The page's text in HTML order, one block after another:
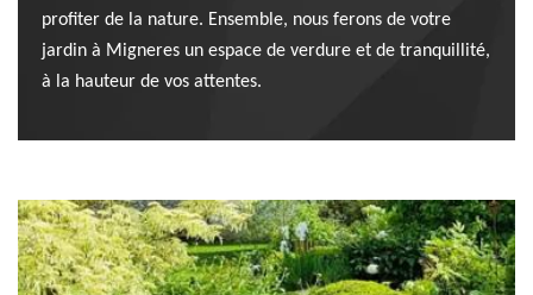
profiter de la nature. Ensemble, nous ferons de votre
jardin à Migneres un espace de verdure et de tranquillité,
à la hauteur de vos attentes.